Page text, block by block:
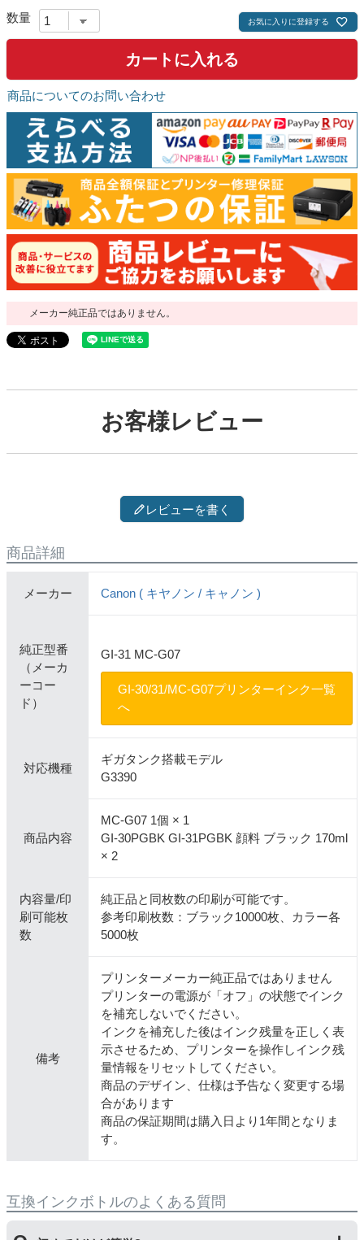
お気に入りに登録する
カートに入れる
商品についてのお問い合わせ
メーカー純正品ではありません。
お客様レビュー
レビューを書く
商品詳細
メーカー Canon ( キヤノン / キャノン )
純正型番
（メーカ
ーコー
ド）
GI-31 MC-G07
GI-30/31/MC-G07プリンターインク一覧
へ
対応機種
ギガタンク搭載モデル
G3390
商品内容
MC-G07 1個 × 1
GI-30PGBK GI-31PGBK 顔料 ブラック 170ml
× 2
内容量/印
刷可能枚
数
純正品と同枚数の印刷が可能です。
参考印刷枚数：ブラック10000枚、カラー各
5000枚
備考
プリンターメーカー純正品ではありません
プリンターの電源が「オフ」の状態でインク
を補充しないでください。
インクを補充した後はインク残量を正しく表
示させるため、プリンターを操作しインク残
量情報をリセットしてください。
商品のデザイン、仕様は予告なく変更する場
合があります
商品の保証期間は購入日より1年間となりま
す。
互換インクボトルのよくある質問